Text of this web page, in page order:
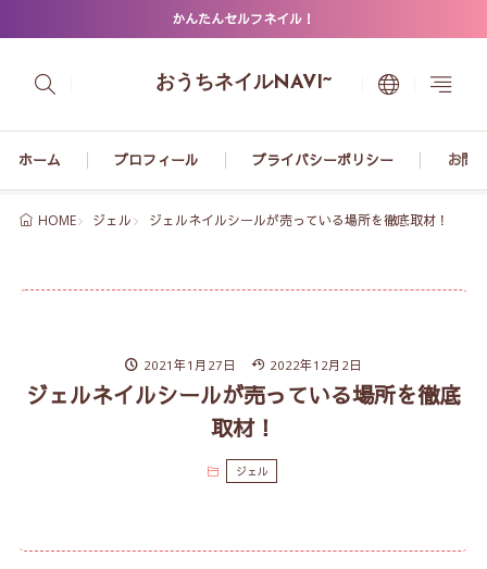
かんたんセルフネイル！
おうちネイルNAVI~
ホーム プロフィール プライバシーポリシー お問
HOME ジェル ジェルネイルシールが売っている場所を徹底取材！
2021年1月27日 2022年12月2日
ジェルネイルシールが売っている場所を徹底
取材！
ジェル